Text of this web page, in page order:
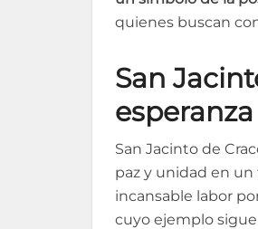
quienes buscan
San
esperanza
San Jacinto de
paz y unidad en un
incansable labor
cuyo ejemplo